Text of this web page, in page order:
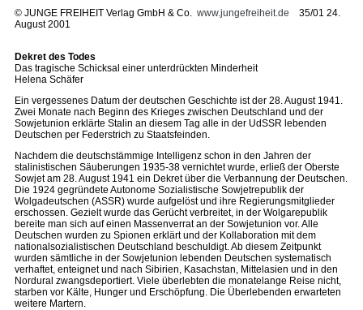
© JUNGE FREIHEIT Verlag GmbH & Co. www.jungefreiheit.de 35/01 24.
August 2001
Dekret des Todes
Das tragische Schicksal einer unterdrückten Minderheit
Helena Schäfer
Ein vergessenes Datum der deutschen Geschichte ist der 28. August 1941.
Zwei Monate nach Beginn des Krieges zwischen Deutschland und der
Sowjetunion erklärte Stalin an diesem Tag alle in der UdSSR lebenden
Deutschen per Federstrich zu Staatsfeinden.
Nachdem die deutschstämmige Intelligenz schon in den Jahren der
stalinistischen Säuberungen 1935-38 vernichtet wurde, erließ der Oberste
Sowjet am 28. August 1941 ein Dekret über die Verbannung der Deutschen.
Die 1924 gegründete Autonome Sozialistische Sowjetrepublik der
Wolgadeutschen (ASSR) wurde aufgelöst und ihre Regierungsmitglieder
erschossen. Gezielt wurde das Gerücht verbreitet, in der Wolgarepublik
bereite man sich auf einen Massenverrat an der Sowjetunion vor. Alle
Deutschen wurden zu Spionen erklärt und der Kollaboration mit dem
nationalsozialistischen Deutschland beschuldigt. Ab diesem Zeitpunkt
wurden sämtliche in der Sowjetunion lebenden Deutschen systematisch
verhaftet, enteignet und nach Sibirien, Kasachstan, Mittelasien und in den
Nordural zwangsdeportiert. Viele überlebten die monatelange Reise nicht,
starben vor Kälte, Hunger und Erschöpfung. Die Überlebenden erwarteten
weitere Martern.